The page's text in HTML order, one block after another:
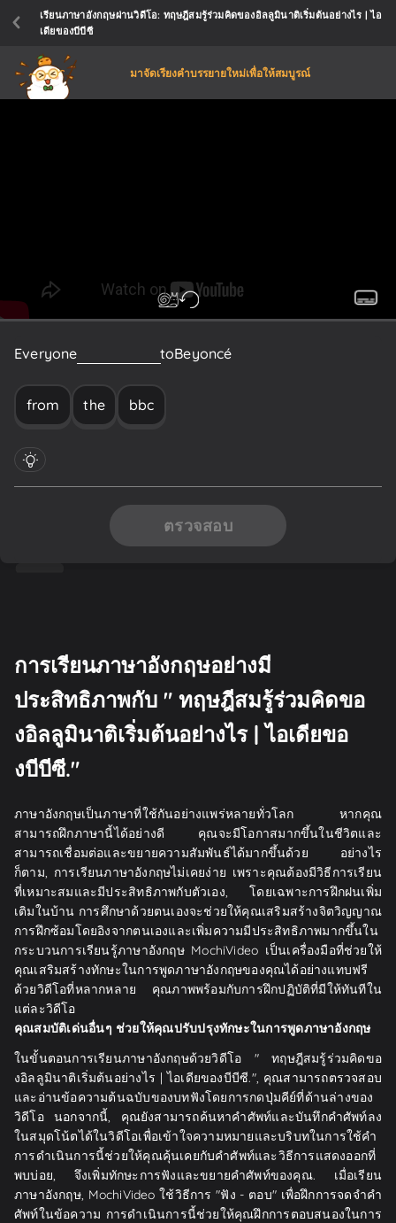
เรียนภาษาอังกฤษผ่านวิดีโอ: ทฤษฎีสมรู้ร่วมคิดของอิลลูมินาติเริ่มต้นอย่างไร | ไอ
เดียของบีบีซี
มาจัดเรียงคำบรรยายใหม่เพื่อให้สมบูรณ์
Everyone toBeyoncé
from the bbc
ตรวจสอบ
การเรียนภาษาอังกฤษอย่างมี
ประสิทธิภาพกับ " ทฤษฎีสมรู้ร่วมคิดขอ
งอิลลูมินาติเริ่มต้นอย่างไร | ไอเดียขอ
งบีบีซี."
ภาษาอังกฤษเป็นภาษาที่ใช้กันอย่างแพร่หลายทั่วโลก หากคุณ
สามารถฝึกภาษานี้ได้อย่างดี คุณจะมีโอกาสมากขึ้นในชีวิตและ
สามารถเชื่อมต่อและขยายความสัมพันธ์ได้มากขึ้นด้วย อย่างไร
ก็ตาม, การเรียนภาษาอังกฤษไม่เคยง่าย เพราะคุณต้องมีวิธีการเรียน
ที่เหมาะสมและมีประสิทธิภาพกับตัวเอง, โดยเฉพาะการฝึกฝนเพิ่ม
เติมในบ้าน การศึกษาด้วยตนเองจะช่วยให้คุณเสริมสร้างจิตวิญญาณ
การฝึกซ้อมโดยอิงจากตนเองและเพิ่มความมีประสิทธิภาพมากขึ้นใน
กระบวนการเรียนรู้ภาษาอังกฤษ MochiVideo เป็นเครื่องมือที่ช่วยให้
คุณเสริมสร้างทักษะในการพูดภาษาอังกฤษของคุณได้อย่างแทบฟรี
ด้วยวิดีโอที่หลากหลาย คุณภาพพร้อมกับการฝึกปฏิบัติที่มีให้ทันทีใน
แต่ละวิดีโอ
คุณสมบัติเด่นอื่นๆ ช่วยให้คุณปรับปรุงทักษะในการพูดภาษาอังกฤษ
ในขั้นตอนการเรียนภาษาอังกฤษด้วยวิดีโอ " ทฤษฎีสมรู้ร่วมคิดขอ
งอิลลูมินาติเริ่มต้นอย่างไร | ไอเดียของบีบีซี.", คุณสามารถตรวจสอบ
และอ่านข้อความต้นฉบับของบทฟังโดยการกดปุ่มคีย์ที่ด้านล่างของ
วิดีโอ นอกจากนี้, คุณยังสามารถค้นหาคำศัพท์และบันทึกคำศัพท์ลง
ในสมุดโน้ตได้ในวิดีโอเพื่อเข้าใจความหมายและบริบทในการใช้คำ
การดำเนินการนี้ช่วยให้คุณคุ้นเคยกับคำศัพท์และวิธีการแสดงออกที่
พบบ่อย, จึงเพิ่มทักษะการฟังและขยายคำศัพท์ของคุณ. เมื่อเรียน
ภาษาอังกฤษ, MochiVideo ใช้วิธีการ "ฟัง - ตอบ" เพื่อฝึกการจดจำคำ
ศัพท์ในข้อความ การดำเนินการนี้ช่วยให้คุณฝึกการตอบสนองในการ